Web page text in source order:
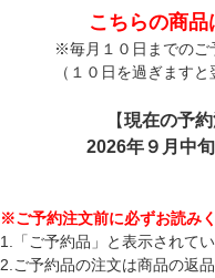
こちらの商
※毎月１０日までのご
（１０日を過ぎます
【現在の予
2026年９月中
※ご予約注文前に必ずお読み
1.「ご予約品」と表示されて
2.ご予約品の注文は商品の返